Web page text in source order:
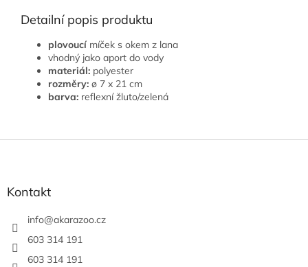
Detailní popis produktu
plovoucí míček s okem z lana
vhodný jako aport do vody
materiál: polyester
rozměry: ø 7 x 21 cm
barva: reflexní žluto/zelená
Kontakt
info@akarazoo.cz
603 314 191
603 314 191